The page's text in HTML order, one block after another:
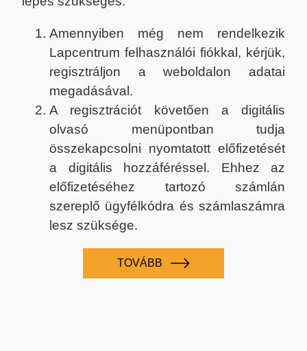
Amennyiben még nem rendelkezik
Lapcentrum felhasználói fiókkal, kérjük,
regisztráljon a weboldalon adatai
megadásával.
A regisztrációt követően a digitális
olvasó menüpontban tudja
összekapcsolni nyomtatott előfizetését
a digitális hozzáféréssel. Ehhez az
előfizetéséhez tartozó számlán
szereplő ügyfélkódra és számlaszámra
lesz szüksége.
TOVÁBB